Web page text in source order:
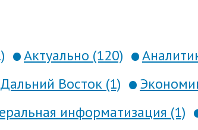
Актуально (120)
Дальний Восток (1)
информатизация (1)